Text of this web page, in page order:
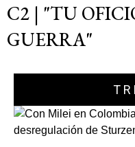
C2 | "TU
GUERRA"